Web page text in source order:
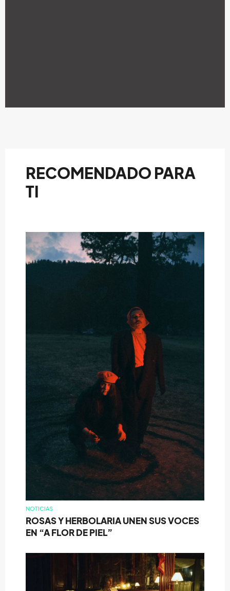
RECOMENDADO PARA
TI
NOTICIAS
ROSAS Y HERBOLARIA UNEN SUS VOCES
EN “A FLOR DE PIEL”